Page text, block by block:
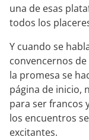
una de esas
todos los
Y cuando se
convencernos
la promesa se
página de inicio,
para ser francos
los encuentros
excitantes.